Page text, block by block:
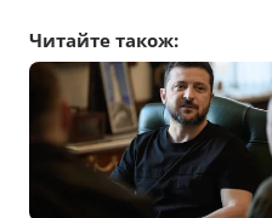
Читайте також: